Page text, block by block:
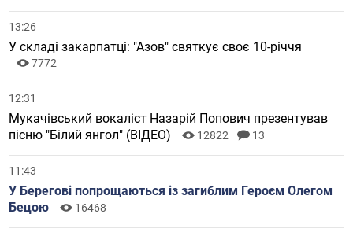
13:26
У складі закарпатці: "Азов" святкує своє 10-річчя
7772
12:31
Мукачівський вокаліст Назарій Попович презентував
пісню "Білий янгол" (ВІДЕО)
12822 13
11:43
У Берегові попрощаються із загиблим Героєм Олегом
Бецою
16468